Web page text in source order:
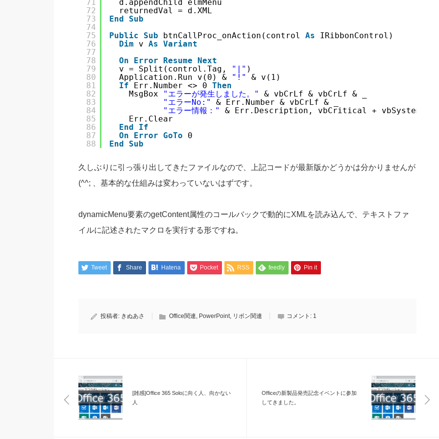
71
72
73
74
75
76
77
78
79
80
81
82
83
84
85
86
87
88
d.appendChild elmMenu
returnedVal = d.XML
End
Sub
Public
Sub btnCallProc_onAction(control As
IRibbonControl)
Dim
v As Variant
On
Error Resume
Next
v = Split(control.Tag,
"|" )
Application.Run v(0) &
"!"
& v(1)
If
Err.Number <> 0 Then
MsgBox
"エラーが発生しました。"
& vbCrLf & vbCrLf & _
"エラーNo:"
& Err.Number & vbCrLf & _
"エラー情報："
& Err.Description, vbCritical +
Err.Clear
End
If
On
Error GoTo
0
End
Sub
久しぶりに引っ張り出してきたファイルなので、上記コードが最新版かどうかは分かりませんが
(^^; 、基本的な仕組みは変わっていないはずです。
dynamicMenu要素のgetContent属性のコールバックで動的にXMLを読み込んで、テキストファ
イルに記述されたマクロを実行する形ですね。
Tweet Share Hatena Pocket RSS feedly Pin it
投稿者: きぬあさ Office関連, PowerPoint, リボン関連 コメント: 1
[雑感]Office 365 Soloに向く人、向かない
人
Officeの新製品発売記念イベントに参加
してきました。